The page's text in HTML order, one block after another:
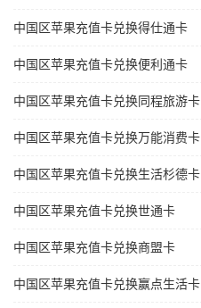
中国区苹果充值卡兑换得仕通卡
中国区苹果充值卡兑换便利通卡
中国区苹果充值卡兑换同程旅游卡
中国区苹果充值卡兑换万能消费卡
中国区苹果充值卡兑换生活杉德卡
中国区苹果充值卡兑换世通卡
中国区苹果充值卡兑换商盟卡
中国区苹果充值卡兑换赢点生活卡